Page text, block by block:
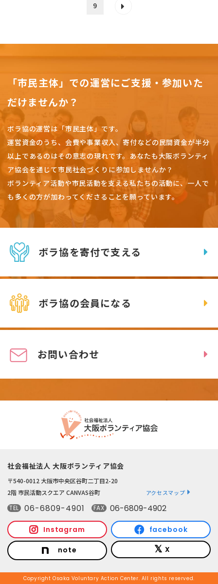
9
「市民主体」での運営にご支援・参加いた
だけませんか？
ボラ協の運営は「市民主体」です。
運営資金のうち、会費や事業収入、寄付などの民間資金が半分
以上であるのはその意志の現れです。 あなたも大阪ボランティ
ア協会を通じて市民社会づくりに参加しませんか？
ボランティア活動や市民活動を支える私たちの活動に、一人で
も多くの方が加わってくださることを願っています。
ボラ協を寄付で支える
ボラ協の会員になる
お問い合わせ
社会福祉法人 大阪ボランティア協会
〒540-0012 大阪市中央区谷町二丁目2-20
2階 市民活動スクエア CANVAS谷町
アクセスマップ
TEL 06-6809-4901 FAX 06-6809-4902
Instagram facebook
note X
Copyright Osaka Voluntary Action Center. All rights reserved.